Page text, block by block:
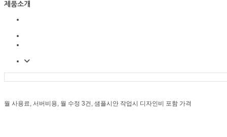
제품소개
월 사용료, 서버비용, 월 수정 3건, 샘플시안 작업시 디자인비 포함 가격